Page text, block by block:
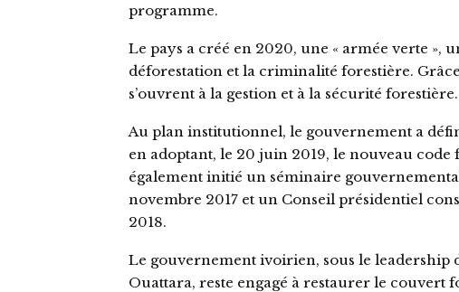
programme.
Le pays a créé en 2020, une « armée verte »,
déforestation et la criminalité forestière.
s’ouvrent à la gestion et à la sécurité forestière.
Au plan institutionnel, le gouvernement a
en adoptant, le 20 juin 2019, le nouveau
également initié un séminaire
novembre 2017 et un Conseil présidentiel
2018.
Le gouvernement ivoirien, sous le leadership
Ouattara, reste engagé à restaurer le couvert